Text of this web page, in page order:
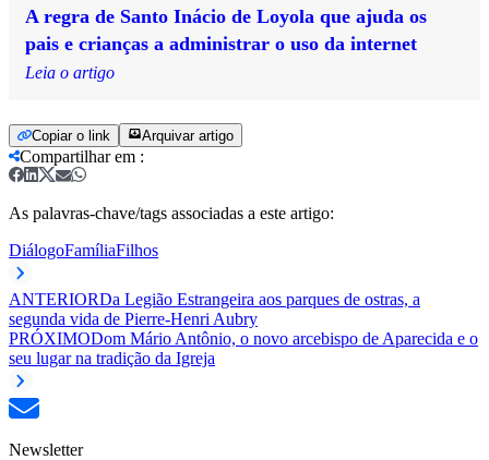
A regra de Santo Inácio de Loyola que ajuda os
pais e crianças a administrar o uso da internet
Leia o artigo
Copiar o link Arquivar artigo
Compartilhar em :
As palavras-chave/tags associadas a este artigo:
DiálogoFamíliaFilhos
ANTERIORDa Legião Estrangeira aos parques de ostras, a
segunda vida de Pierre-Henri Aubry
PRÓXIMODom Mário Antônio, o novo arcebispo de Aparecida e o
seu lugar na tradição da Igreja
Newsletter